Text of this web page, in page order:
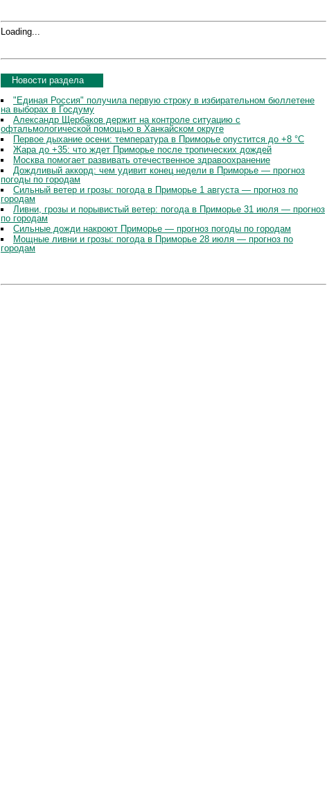
Loading...
Новости раздела
"Единая Россия" получила первую строку в избирательном бюллетене
на выборах в Госдуму
Александр Щербаков держит на контроле ситуацию с
офтальмологической помощью в Ханкайском округе
Первое дыхание осени: температура в Приморье опустится до +8 °C
Жара до +35: что ждет Приморье после тропических дождей
Москва помогает развивать отечественное здравоохранение
Дождливый аккорд: чем удивит конец недели в Приморье — прогноз
погоды по городам
Сильный ветер и грозы: погода в Приморье 1 августа — прогноз по
городам
Ливни, грозы и порывистый ветер: погода в Приморье 31 июля — прогноз
по городам
Сильные дожди накроют Приморье — прогноз погоды по городам
Мощные ливни и грозы: погода в Приморье 28 июля — прогноз по
городам